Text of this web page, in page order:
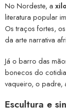
No Nordeste, a
literatura popular
Os traços fortes,
da arte narrativa
Já o barro das
bonecos do
vaqueiro, o
Escultura e